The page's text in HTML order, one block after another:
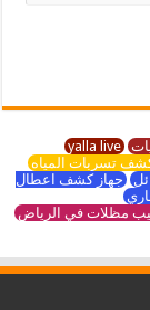
yalla live
تسربات المياه
جهاز كشف اعطال
مظلات في الرياض